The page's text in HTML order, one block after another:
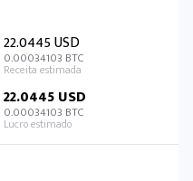
22.0445 USD
0.00034103 BTC
22.0445 USD
0.00034103 BTC